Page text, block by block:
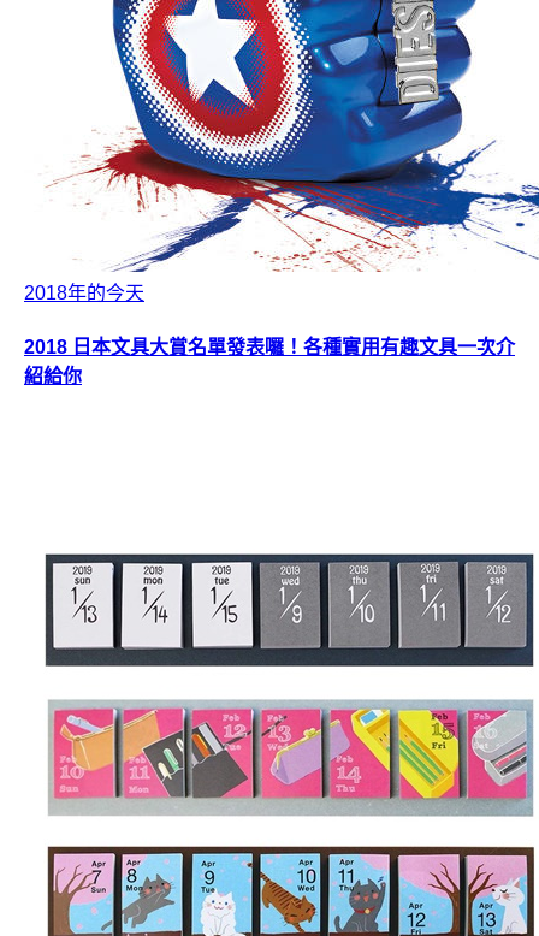
2018年的今天
2018 日本文具大賞名單發表囉！各種實用有趣文具一次介
紹給你